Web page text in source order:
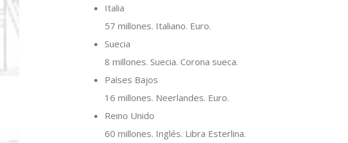
Italia
57 millones. Italiano. Euro.
Suecia
8 millones. Suecia. Corona sueca.
Países Bajos
16 millones. Neerlandes. Euro.
Reino Unido
60 millones. Inglés. Libra Esterlina.